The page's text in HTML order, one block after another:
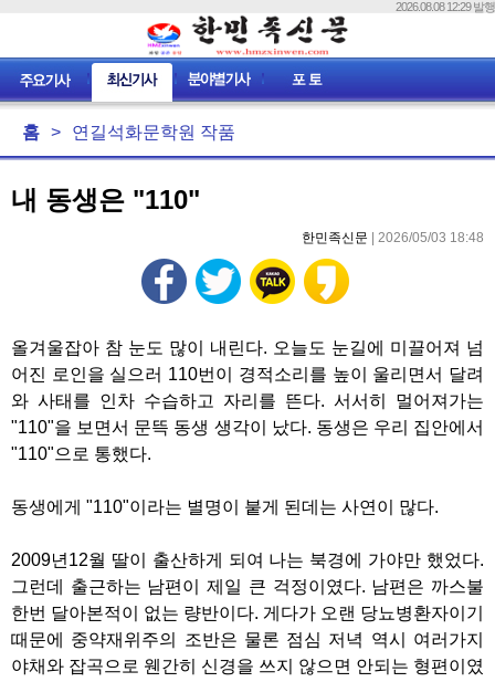
2026.08.08 12:29 발행
홈 > 연길석화문학원 작품
내 동생은 "110"
한민족신문 | 2026/05/03 18:48
올겨울잡아 참 눈도 많이 내린다. 오늘도 눈길에 미끌어져 넘
어진 로인을 실으러 110번이 경적소리를 높이 울리면서 달려
와 사태를 인차 수습하고 자리를 뜬다. 서서히 멀어져가는
"110"을 보면서 문뜩 동생 생각이 났다. 동생은 우리 집안에서
"110"으로 통했다.
동생에게 "110"이라는 별명이 붙게 된데는 사연이 많다.
2009년12월 딸이 출산하게 되여 나는 북경에 가야만 했었다.
그런데 출근하는 남편이 제일 큰 걱정이였다. 남편은 까스불
한번 달아본적이 없는 량반이다. 게다가 오랜 당뇨병환자이기
때문에 중약재위주의 조반은 물론 점심 저녁 역시 여러가지
야채와 잡곡으로 웬간히 신경을 쓰지 않으면 안되는 형편이였